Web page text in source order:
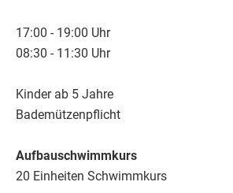
17:00 - 19:00 Uhr
08:30 - 11:30 Uhr
Kinder ab 5 Jahre
Bademützenpflicht
Aufbauschwimmkurs
20 Einheiten Schwimmkurs